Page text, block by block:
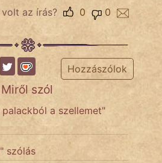
az írás? 0
0
Hozzászólok
Miről szól
a szellemet"
szólás